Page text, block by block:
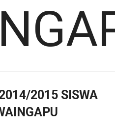
2015 SISWA